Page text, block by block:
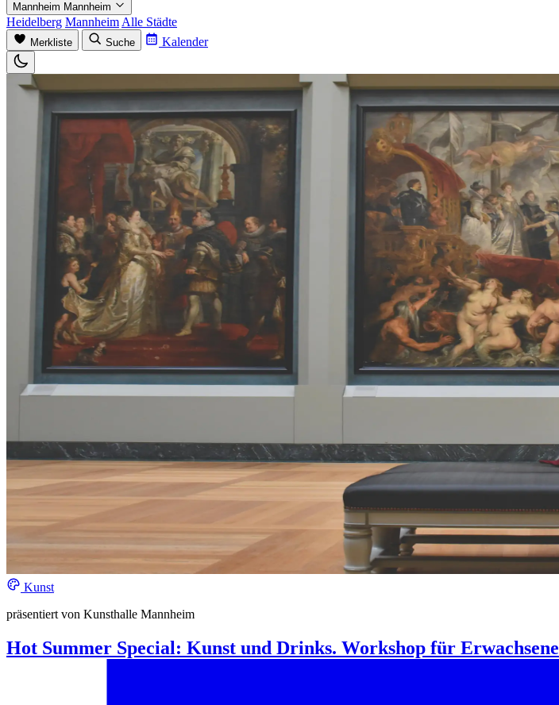
Mannheim Mannheim
Heidelberg Mannheim Alle Städte
Merkliste Suche Kalender
Kunst
präsentiert von Kunsthalle Mannheim
Hot Summer Special: Kunst und Drinks. Workshop für Erwachsene